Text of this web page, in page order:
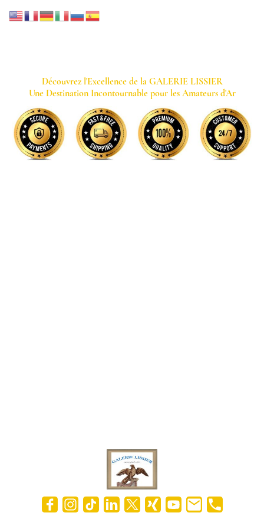
GALERIE LISSIER
Découvrez l'Excellence de la GALERIE LISSIER
Une Destination Incontournable pour les Amateurs d'Ar